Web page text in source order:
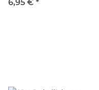
6,95 € *